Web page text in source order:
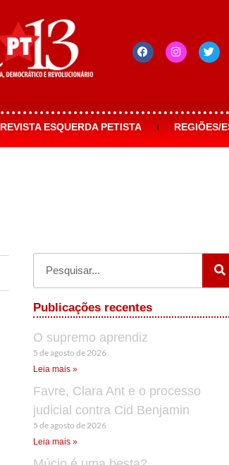
REVISTA ESQUERDA PETISTA REGIÕES/
Publicações recentes
O supremo aprendiz
5 de agosto de 2026
Leia mais »
Favre, Clara Ant e o processo
judicial contra Cid Benjamin
5 de agosto de 2026
Leia mais »